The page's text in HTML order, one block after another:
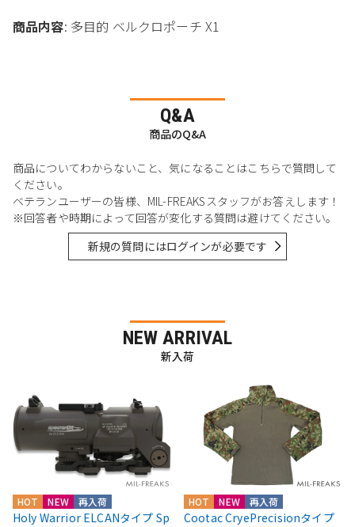
商品内容: 多目的 ベルクロポーチ X1
Q&A
商品のQ&A
商品についてわからないこと、気になることはこちらで質問して
ください。
ベテランユーザーの皆様、MIL-FREAKSスタッフがお答えします！
※回答者や時期によって回答が変化する質問は避けてください。
新規の質問にはログインが必要です
NEW ARRIVAL
新入荷
HOT NEW 再入荷
Holy Warrior ELCANタイプ Sp
HOT NEW 再入荷
Cootac CryePrecisionタイプ